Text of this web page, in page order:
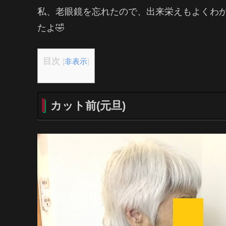
私、老眼鏡を忘れたので、出来栄えもよくわ
たよ🤣
目次 [非表示]
カット前(元旦)